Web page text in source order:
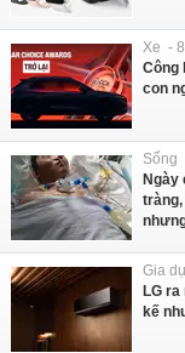
Xe -
Công
con
Sống
Ngày
Gia
LG
kế